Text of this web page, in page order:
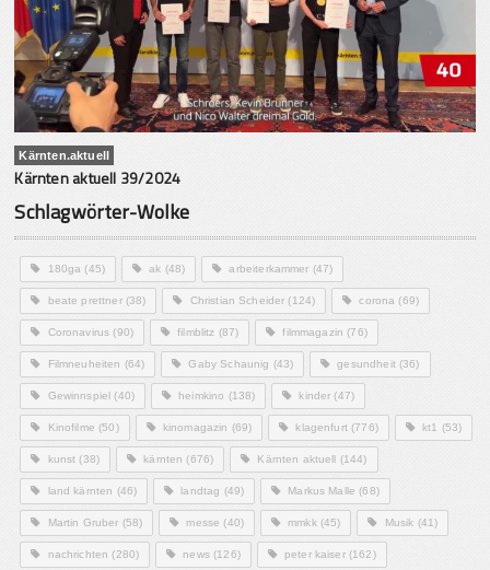
Kärnten.aktuell
Kärnten aktuell 39/2024
Schlagwörter-Wolke
180ga (45) ak (48) arbeiterkammer (47)
beate prettner(38) Christian Scheider (124) corona (69)
Coronavirus (90) filmblitz (87) filmmagazin (76)
Filmneuheiten (64) Gaby Schaunig (43) gesundheit(36)
Gewinnspiel (40) heimkino (138) kinder (47)
Kinofilme (50) kinomagazin (69) klagenfurt(776) kt1 (53)
kunst (38) kärnten (676) Kärnten aktuell (144)
land kärnten (46) landtag (49) Markus Malle (68)
Martin Gruber (58) messe (40) mmkk(45) Musik (41)
nachrichten (280) news(126) peter kaiser(162)